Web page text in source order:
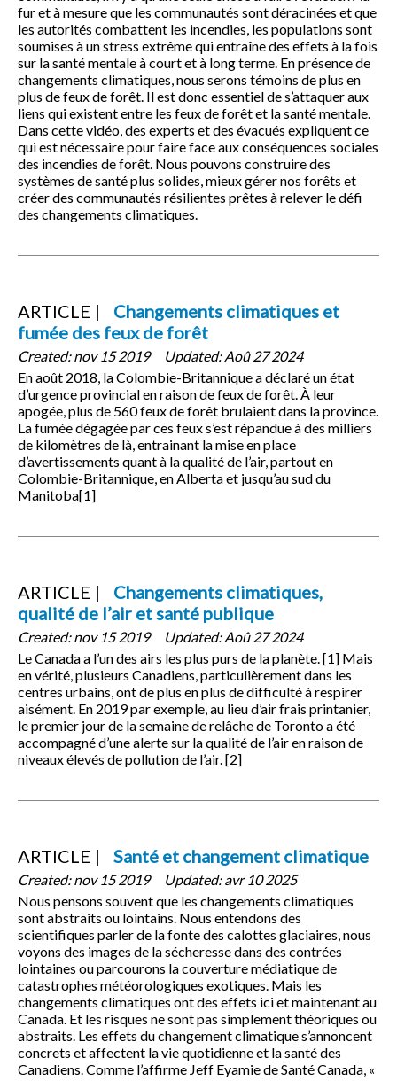
fur et à mesure que les communautés sont déracinées et que
les autorités combattent les incendies, les populations sont
soumises à un stress extrême qui entraîne des effets à la fois
sur la santé mentale à court et à long terme. En présence de
changements climatiques, nous serons témoins de plus en
plus de feux de forêt. Il est donc essentiel de s’attaquer aux
liens qui existent entre les feux de forêt et la santé mentale.
Dans cette vidéo, des experts et des évacués expliquent ce
qui est nécessaire pour faire face aux conséquences sociales
des incendies de forêt. Nous pouvons construire des
systèmes de santé plus solides, mieux gérer nos forêts et
créer des communautés résilientes prêtes à relever le défi
des changements climatiques.
ARTICLE
Changements climatiques et
fumée des feux de forêt
Created:nov 15 2019 Updated:Aoû 27 2024
En août 2018, la Colombie-Britannique a déclaré un état
d’urgence provincial en raison de feux de forêt. À leur
apogée, plus de 560 feux de forêt brulaient dans la province.
La fumée dégagée par ces feux s’est répandue à des milliers
de kilomètres de là, entrainant la mise en place
d’avertissements quant à la qualité de l’air, partout en
Colombie-Britannique, en Alberta et jusqu’au sud du
Manitoba[1]
ARTICLE
Changements climatiques,
qualité de l’air et santé publique
Created:nov 15 2019 Updated:Aoû 27 2024
Le Canada a l’un des airs les plus purs de la planète. [1] Mais
en vérité, plusieurs Canadiens, particulièrement dans les
centres urbains, ont de plus en plus de difficulté à respirer
aisément. En 2019 par exemple, au lieu d’air frais printanier,
le premier jour de la semaine de relâche de Toronto a été
accompagné d’une alerte sur la qualité de l’air en raison de
niveaux élevés de pollution de l’air. [2]
ARTICLE Santé et changement climatique
Created:nov 15 2019 Updated:avr 10 2025
Nous pensons souvent que les changements climatiques
sont abstraits ou lointains. Nous entendons des
scientifiques parler de la fonte des calottes glaciaires, nous
voyons des images de la sécheresse dans des contrées
lointaines ou parcourons la couverture médiatique de
catastrophes météorologiques exotiques. Mais les
changements climatiques ont des effets ici et maintenant au
Canada. Et les risques ne sont pas simplement théoriques ou
abstraits. Les effets du changement climatique s’annoncent
concrets et affectent la vie quotidienne et la santé des
Canadiens. Comme l’affirme Jeff Eyamie de Santé Canada, «